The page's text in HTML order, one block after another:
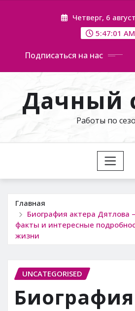
Четверг, 6
5:47:02 AM
Подписаться на нас
Дачный
Работы по
Главная
Биография актера Дятлова
факты и интересные
жизни
UNCATEGORISED
Биография